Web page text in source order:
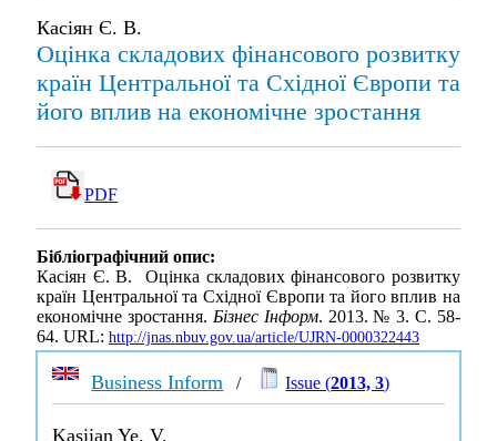
Касіян Є. В.
Оцінка складових фінансового розвитку
країн Центральної та Східної Європи та
його вплив на економічне зростання
PDF
Бібліографічний опис:
Касіян Є. В. Оцінка складових фінансового розвитку
країн Центральної та Східної Європи та його вплив на
економічне зростання. Бізнес Інформ. 2013. № 3. С. 58-
64. URL: http://jnas.nbuv.gov.ua/article/UJRN-0000322443
Business Inform / Issue (2013, 3)
Kasiian Ye. V.